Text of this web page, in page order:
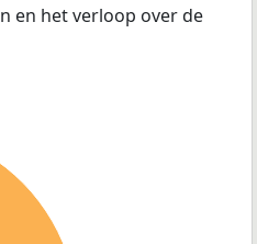
en het verloop over de